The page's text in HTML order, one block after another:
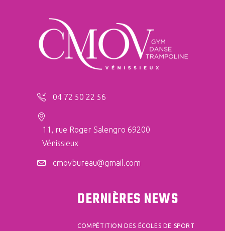
04 72 50 22 56
11, rue Roger Salengro 69200
Vénissieux
cmovbureau@gmail.com
DERNIÈRES NEWS
COMPÉTITION DES ÉCOLES DE SPORT